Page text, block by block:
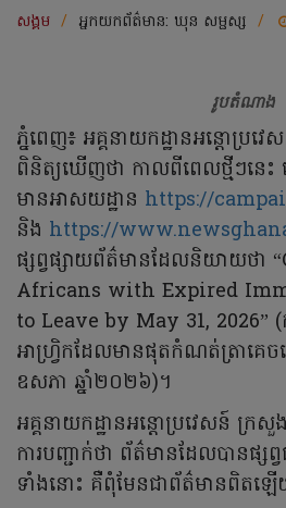
សង្គម / អ្នកយកព័ត៌មាន: ឃុន សម្ផស្ស /
រូបតំណាង
ភ្នំពេញ៖ អគ្គនាយកដ្ឋានអន្តោប្រវ
ពិនិត្យឃើញថា កាលពីពេលថ្មីៗនេ
មានអាសយដ្ឋាន https://
និង https://
ផ្សព្វផ្សាយព័ត៌មានដែលនិយាយថា
Africans with Expired
to Leave by May 31, 2026” (
អាហ្វ្រិកដែលមានផុតកំណត់ត្រាគេ
ឧសភា ឆ្នាំ២០២៦)។
អគ្គនាយកដ្ឋានអន្តោប្រវេសន៍ ក្រសួង
ការបញ្ជាក់ថា ព័ត៌មានដែលបានផ្ស
ទាំងនោះ គឺពុំមែនជាព័ត៌មានពិតឡ